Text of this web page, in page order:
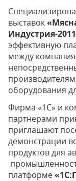
выставок
Индустрия-
эффективную
между
оборудования
Фирма «1С» и
партнерами
приглашают
демонстрации
продуктов для
платформе